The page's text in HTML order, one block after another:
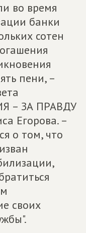
во время
банки
сотен
пени, –
– ЗА ПРАВДУ
Егорова. –
о том, что
своих